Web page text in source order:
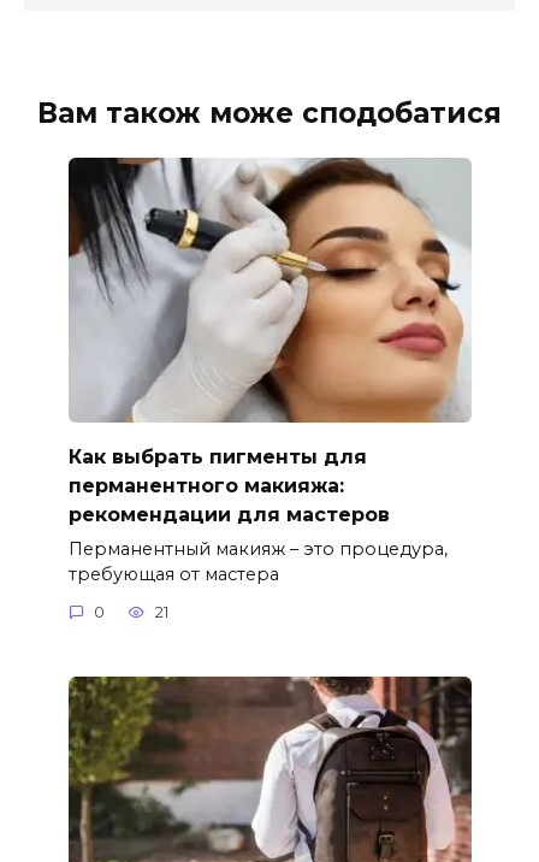
Вам також може сподобатися
Как выбрать пигменты для
перманентного макияжа:
рекомендации для мастеров
Перманентный макияж – это процедура,
требующая от мастера
0 21